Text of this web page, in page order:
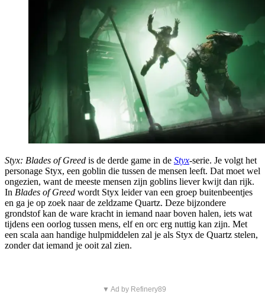
Styx: Blades of Greed is de derde game in de Styx-serie. Je volgt het
personage Styx, een goblin die tussen de mensen leeft. Dat moet wel
ongezien, want de meeste mensen zijn goblins liever kwijt dan rijk.
In Blades of Greed wordt Styx leider van een groep buitenbeentjes
en ga je op zoek naar de zeldzame Quartz. Deze bijzondere
grondstof kan de ware kracht in iemand naar boven halen, iets wat
tijdens een oorlog tussen mens, elf en orc erg nuttig kan zijn. Met
een scala aan handige hulpmiddelen zal je als Styx de Quartz stelen,
zonder dat iemand je ooit zal zien.
▼ Ad by Refinery89